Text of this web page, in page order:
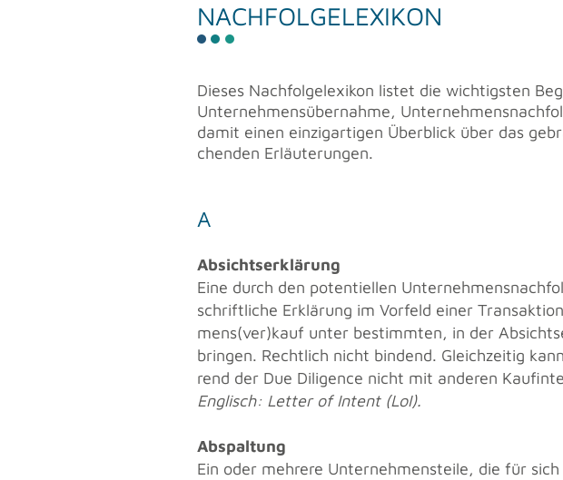
NACH­FOL­GE­LEXI­KON
Die­ses Nach­fol­ge­lexi­kon lis­tet die wich­tigs­ten
Un­ter­neh­mens­über­nah­me,
damit einen ein­zig­ar­ti­gen Über­blick über das
chen­den Er­läu­te­run­gen.
A
Ab­sichts­er­klä­rung
Eine durch den po­ten­ti­el­len
schrift­li­che Er­klä­rung im Vor­feld einer
mens(ver)kauf unter be­stimm­ten, in der
brin­gen. Recht­lich nicht bin­dend. Gleich­zei­tig
rend der Due Di­li­gence nicht mit an­de­ren
Eng­lisch: Let­ter of In­tent (LoI).
Ab­spal­tung
Ein oder meh­re­re Un­ter­neh­mens­tei­le, die für